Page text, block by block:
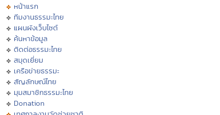
หน้าแรก
ทีมงานธรรมะไทย
แผนผังเว็บไซต์
ค้นหาข้อมูล
ติดต่อธรรมะไทย
สมุดเยี่ยม
เครือข่ายธรรมะ
สัญลักษณ์ไทย
มุมสมาชิกธรรมะไทย
Donation